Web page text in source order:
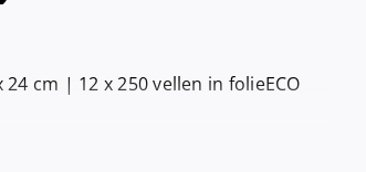
Toiletborstels
cm | 12 x 250 vellen in folieECO